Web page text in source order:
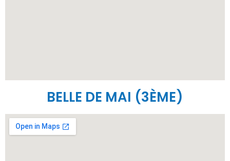
BELLE DE MAI (3ÈME)